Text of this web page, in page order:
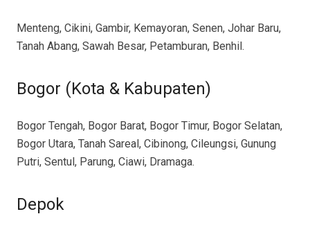
Menteng, Cikini, Gambir, Kemayoran, Senen, Johar Baru,
Tanah Abang, Sawah Besar, Petamburan, Benhil.
Bogor (Kota & Kabupaten)
Bogor Tengah, Bogor Barat, Bogor Timur, Bogor Selatan,
Bogor Utara, Tanah Sareal, Cibinong, Cileungsi, Gunung
Putri, Sentul, Parung, Ciawi, Dramaga.
Depok